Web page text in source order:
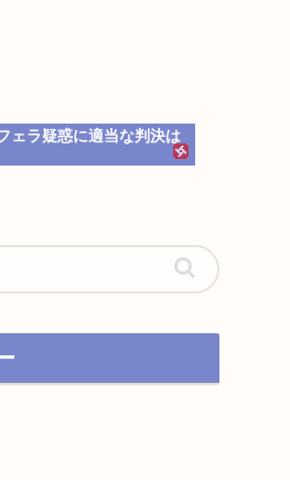
ェラ疑惑に適当な判決は